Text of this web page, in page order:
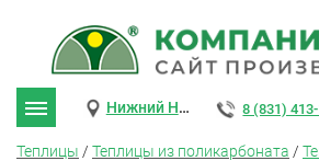
Нижний Новгород 8 (831)
Теплицы / Теплицы из поликарбоната /